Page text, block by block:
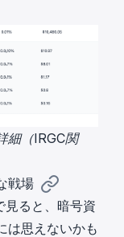
細（IRGC関
戦場
見ると、暗号資
は思えないかも